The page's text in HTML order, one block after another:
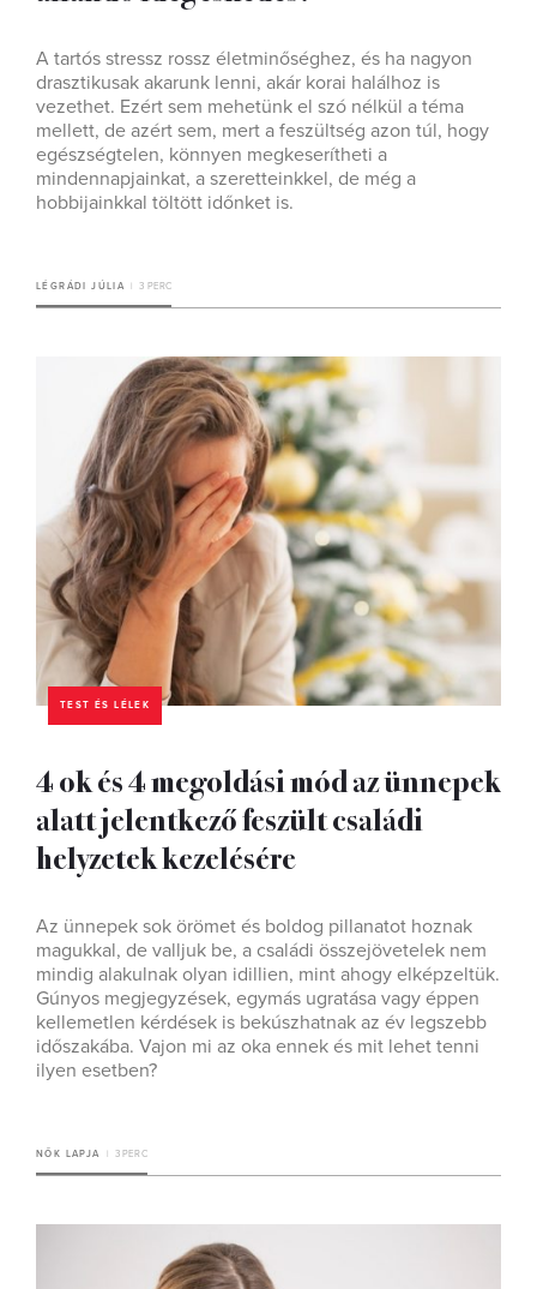
A tartós stressz rossz életminőséghez, és ha nagyon
drasztikusak akarunk lenni, akár korai halálhoz is
vezethet. Ezért sem mehetünk el szó nélkül a téma
mellett, de azért sem, mert a feszültség azon túl, hogy
egészségtelen, könnyen megkeserítheti a
mindennapjainkat, a szeretteinkkel, de még a
hobbijainkkal töltött időnket is.
LÉGRÁDI JÚLIA 3 PERC
TEST ÉS LÉLEK
4 ok és 4 megoldási mód az ünnepek
alatt jelentkező feszült családi
helyzetek kezelésére
Az ünnepek sok örömet és boldog pillanatot hoznak
magukkal, de valljuk be, a családi összejövetelek nem
mindig alakulnak olyan idillien, mint ahogy elképzeltük.
Gúnyos megjegyzések, egymás ugratása vagy éppen
kellemetlen kérdések is bekúszhatnak az év legszebb
időszakába. Vajon mi az oka ennek és mit lehet tenni
ilyen esetben?
NŐK LAPJA 3 PERC